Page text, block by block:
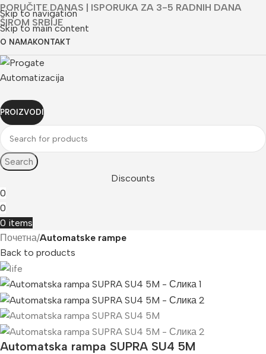
Skip to navigation
Skip to main content
PORUČITE DANAS | ISPORUKA ZA 3-5 RADNIH DANA
ŠIROM SRBIJE
O NAMAKONTAKT
PROIZVODI
Search
Discounts
0
0
0 items
Почетна Automatske rampe
Back to products
Automatska rampa SUPRA SU4 5M